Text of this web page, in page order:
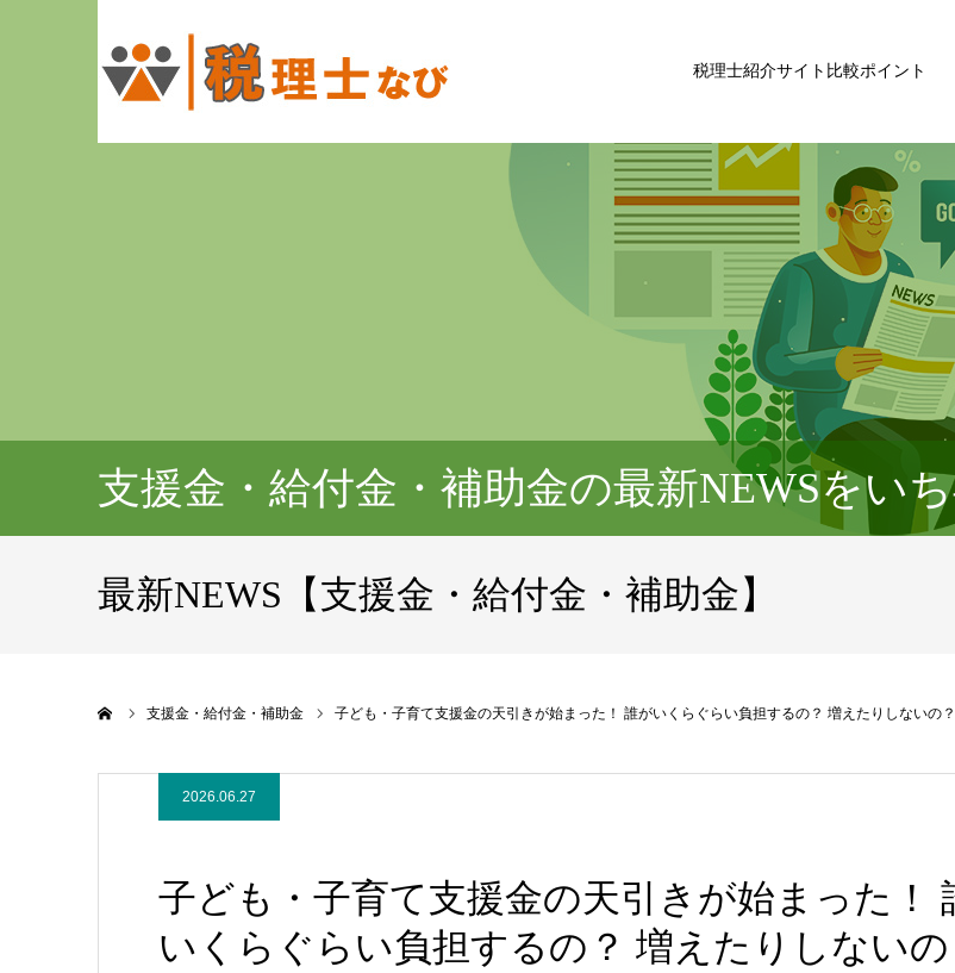
税理士紹介サイト比較ポイント
支援金・給付金・補助金の最新NEWSをい
最新NEWS【支援金・給付金・補助金】
支援金・給付金・補助金 子ども・子育て支援金の天引きが始まった！ 誰がいくらぐらい負担するの？ 増えたりしないの
2026.06.27
子ども・子育て支援金の天引きが始まった！
いくらぐらい負担するの？ 増えたりしないの